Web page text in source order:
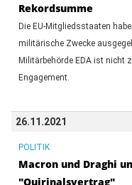
Rekordsumme
Die EU-Mitgliedsstaaten
militärische Zwecke
Militärbehörde EDA ist nicht
Engagement.
26.11.2021
POLITIK
Macron und Draghi
"Quirinalsvertrag"